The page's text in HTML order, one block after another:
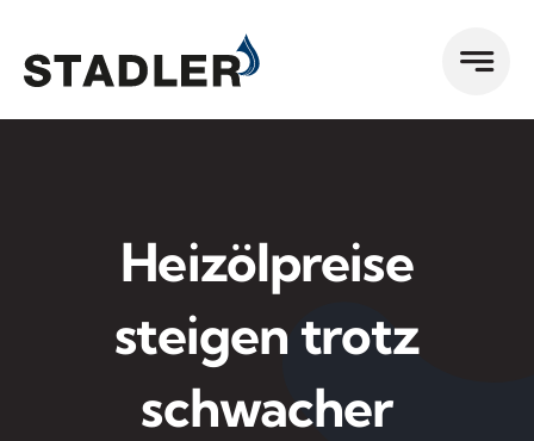
Inhalt
springen
Heizölpreise
steigen trotz
schwacher